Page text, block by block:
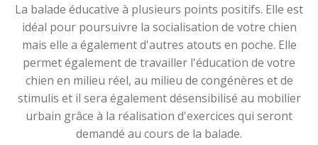
La balade éducative à plusieurs points positifs. Elle est
idéal pour poursuivre la socialisation de votre chien
mais elle a également d'autres atouts en poche. Elle
permet également de travailler l'éducation de votre
chien en milieu réel, au milieu de congénères et de
stimulis et il sera également désensibilisé au mobilier
urbain grâce à la réalisation d'exercices qui seront
demandé au cours de la balade.